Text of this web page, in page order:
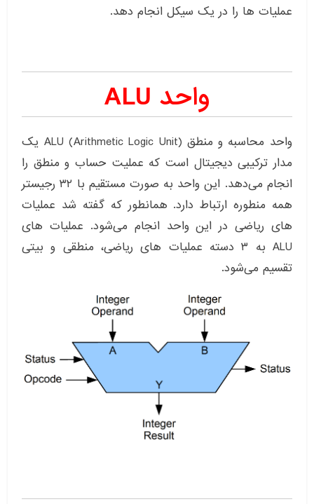
عملیات ها را در یک سیکل انجام دهد.
واحد ALU
واحد محاسبه و منطق ALU (Arithmetic Logic Unit) یک
مدار ترکیبی دیجیتال است که عملیت حساب و منطق را
انجام می‌دهد. این واحد به صورت مستقیم با ۳۲ رجیستر
همه منطوره ارتباط دارد. همانطور که گفته شد عملیات
های ریاضی در این واحد انجام ‌می‌شود. عملیات های
ALU به ۳ دسته عملیات های ریاضی، منطقی و بیتی
تقسیم می‌شود.